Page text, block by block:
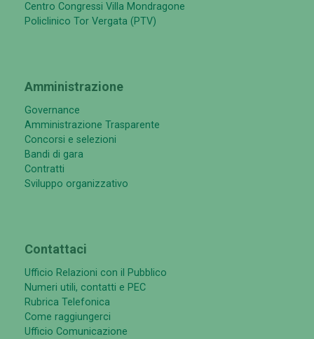
Centro Congressi Villa Mondragone
Policlinico Tor Vergata (PTV)
Amministrazione
Governance
Amministrazione Trasparente
Concorsi e selezioni
Bandi di gara
Contratti
Sviluppo organizzativo
Contattaci
Ufficio Relazioni con il Pubblico
Numeri utili, contatti e PEC
Rubrica Telefonica
Come raggiungerci
Ufficio Comunicazione